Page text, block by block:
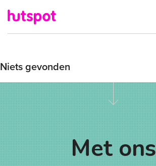
Niets gevonden
Met ons